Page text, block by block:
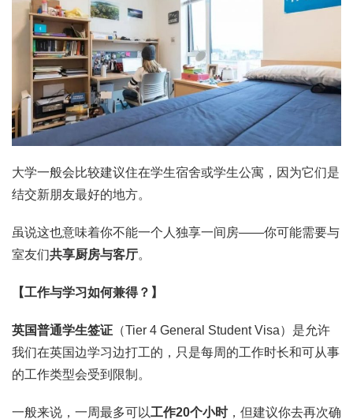
大学一般会比较建议住在学生宿舍或学生公寓，因为它们是
结交新朋友最好的地方。
虽说这也意味着你不能一个人独享一间房——你可能需要与
室友们共享厨房与客厅。
【工作与学习如何兼得？】
英国普通学生签证 （Tier 4 General Student Visa）是允许
我们在英国边学习边打工的，只是每周的工作时长和可从事
的工作类型会受到限制。
一般来说，一周最多可以工作20个小时，但建议你去再次确